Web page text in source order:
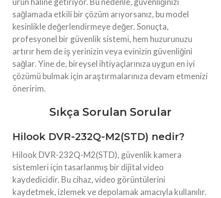
sağlamada etkili bir çözüm arıyorsanız, bu model
kesinlikle değerlendirmeye değer. Sonuçta,
profesyonel bir güvenlik sistemi, hem huzurunuzu
artırır hem de iş yerinizin veya evinizin güvenliğini
sağlar. Yine de, bireysel ihtiyaçlarınıza uygun en iyi
çözümü bulmak için araştırmalarınıza devam etmenizi
öneririm.
Sıkça Sorulan Sorular
Hilook DVR-232Q-M2(STD) nedir?
Hilook DVR-232Q-M2(STD), güvenlik kamera
sistemleri için tasarlanmış bir dijital video
kaydedicidir. Bu cihaz, video görüntülerini
kaydetmek, izlemek ve depolamak amacıyla kullanılır.